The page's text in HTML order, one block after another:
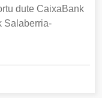
dute CaixaBank
Salaberria-